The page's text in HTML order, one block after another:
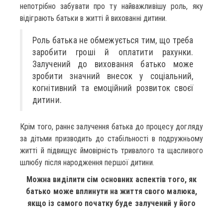
непотрібно забувати про ту найважливішу роль, яку
відіграють батьки в житті й вихованні дитини.
Роль батька не обмежується тим, що треба
заробити гроші й оплатити рахунки.
Залучений до виховання батько може
зробити значний внесок у соціальний,
когнітивний та емоційний розвиток своєї
дитини.
Крім того, раннє залучення батька до процесу догляду
за дітьми призводить до стабільності в подружньому
житті й підвищує ймовірність тривалого та щасливого
шлюбу після народження першої дитини.
Можна виділити сім основних аспектів того, як
батько може вплинути на життя свого малюка,
якщо із самого початку буде залучений у його